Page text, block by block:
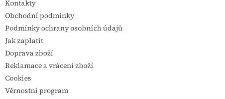
Kontakty
Obchodní podmínky
Podmínky ochrany osobních údajů
Jak zaplatit
Doprava zboží
Reklamace a vrácení zboží
Cookies
Věrnostní program